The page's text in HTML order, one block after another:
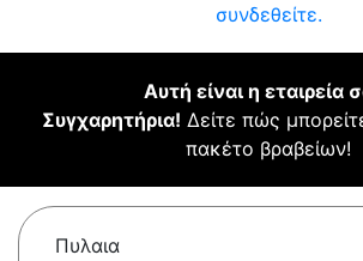
συνδεθείτε.
Αυτή είναι η εταιρεία
Συγχαρητήρια! Δείτε πώς
πακέτο βραβείων!
Πυλαια